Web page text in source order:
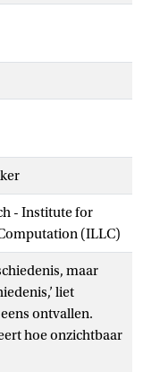
- Institute for
(ILLC)
maar
liet
ontvallen.
hoe onzichtbaar
zijn.